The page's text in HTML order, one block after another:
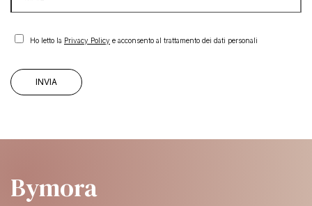
Ho letto la Privacy Policy e acconsento al trattamento dei dati personali
Bymora